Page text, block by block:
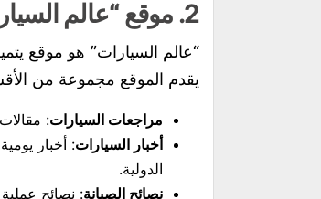
2. موقع “عالم
“عالم السيارات” هو موقع
يقدم الموقع مجموعة من
مراجعات السيارات:
أخبار السيارات: أخبار
الدولية.
نصائح الصيانة: نصائح